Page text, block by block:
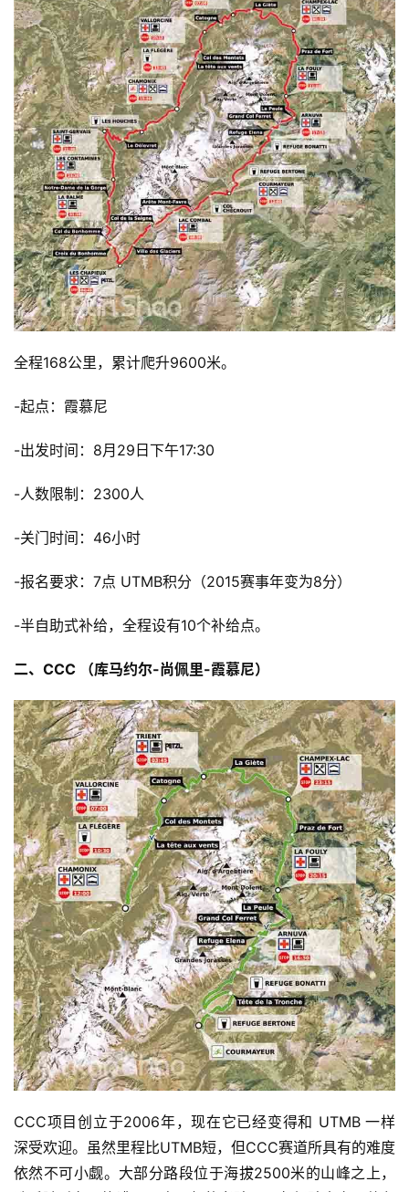
全程168公里，累计爬升9600米。
-起点：霞慕尼
-出发时间：8月29日下午17:30
-人数限制：2300人
-关门时间：46小时
-报名要求：7点 UTMB积分（2015赛事年变为8分）
-半自助式补给，全程设有10个补给点。
二、CCC （库马约尔-尚佩里-霞慕尼）
CCC项目创立于2006年，现在它已经变得和 UTMB 一样
深受欢迎。虽然里程比UTMB短，但CCC赛道所具有的难度
依然不可小觑。大部分路段位于海拔2500米的山峰之上，